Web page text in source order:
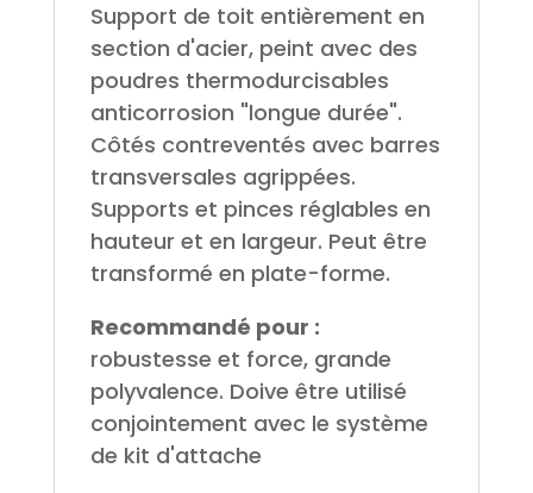
Support de toit entièrement en
section d'acier, peint avec des
poudres thermodurcisables
anticorrosion "longue durée".
Côtés contreventés avec barres
transversales agrippées.
Supports et pinces réglables en
hauteur et en largeur. Peut être
transformé en plate-forme.
Recommandé pour :
robustesse et force, grande
polyvalence. Doive être utilisé
conjointement avec le système
de kit d'attache